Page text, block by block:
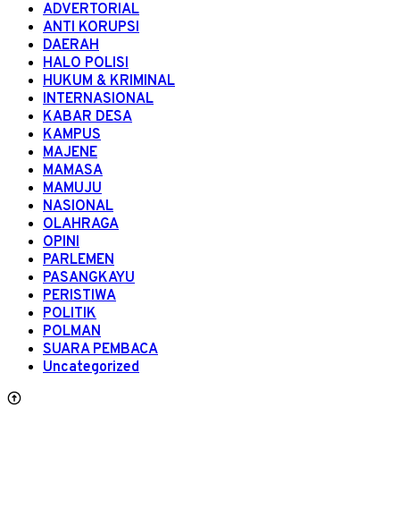
ADVERTORIAL
ANTI KORUPSI
DAERAH
HALO POLISI
HUKUM & KRIMINAL
INTERNASIONAL
KABAR DESA
KAMPUS
MAJENE
MAMASA
MAMUJU
NASIONAL
OLAHRAGA
OPINI
PARLEMEN
PASANGKAYU
PERISTIWA
POLITIK
POLMAN
SUARA PEMBACA
Uncategorized